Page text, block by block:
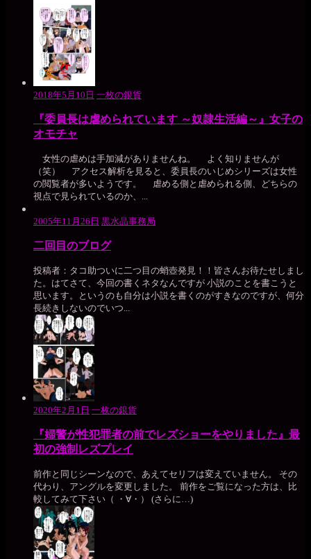
2018年5月10日 一枚の銀貨
『委員長は虐められています ～奴隷生活編～』女子の
オモチャ
女性の虐めは手加減がありませんね。 よく知りませんが
（笑） アクセス解析を見ると、委員長のいじめシリーズは女性
の閲覧者が多いようです。 虐める側と虐められる側、どちらの
視点で見られているのか、...
2005年11月26日 黒水晶事務局
二回目のブログ
投稿者：タコ助ついに二つ目の蛸壺発見！！皆さんお待たせしまし
た。はてさて、今回の書くネタなんですが 小説のことを書こうと
思います。というのも自分は小説を書くのがすきなのですが、何分
長続きしないのでいつ...
2020年2月1日 一枚の銀貨
『婦警が性犯罪者の前でレズショーをやりました』最
初の強制レズプレイ
前作と同じシーンなので、あえてセリフは変えていません。 その
代わり、アングルを変更しました。 前作をご覧になった方は、比
較してみて下さい（ ・∀・） (さらに…)